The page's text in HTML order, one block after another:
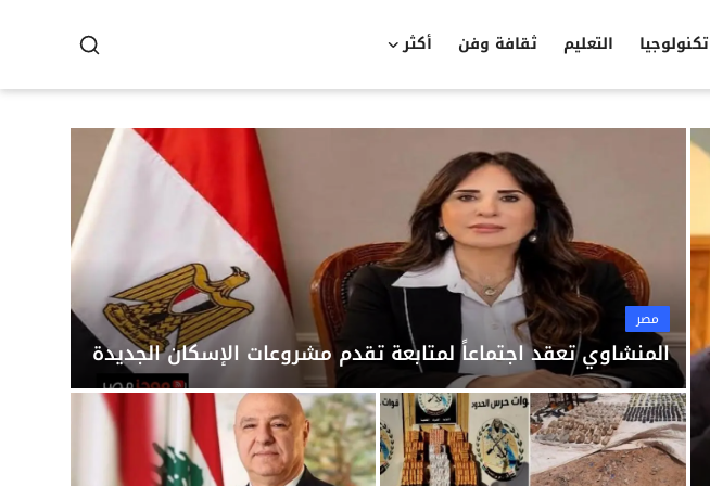
تكنولوجيا التعليم ثقافة وفن أكثر
مصر
مصر
المنشاوي تعقد اجتماعاً لمتابعة تقدم مشروعات الإسكان الجديدة